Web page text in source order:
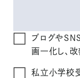
ブログや
画一化し、
私立小学校